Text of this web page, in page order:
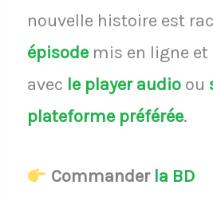
nouvelle histoire est
épisodemis en ligne et
avec le player audio ou
plateforme préférée.
Commander la BD